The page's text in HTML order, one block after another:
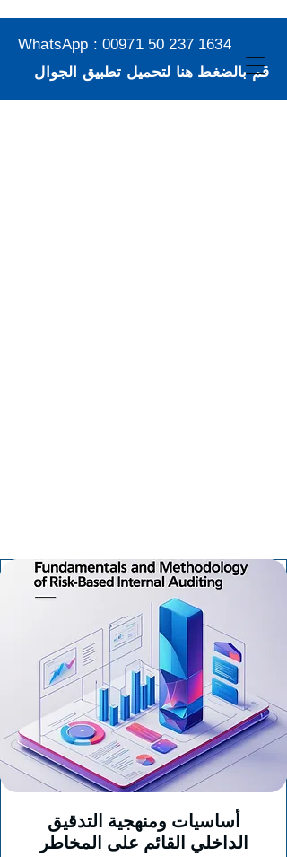
WhatsApp : 00971 50 237 1634
قم بالضغط هنا لتحميل تطبيق الجوال
أساسيات ومنهجية التدقيق
الداخلي القائم على المخاطر